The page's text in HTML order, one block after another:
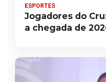
ESPORTES
Jogadores do
a chegada de